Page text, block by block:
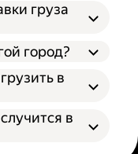
груза
город?
в
в